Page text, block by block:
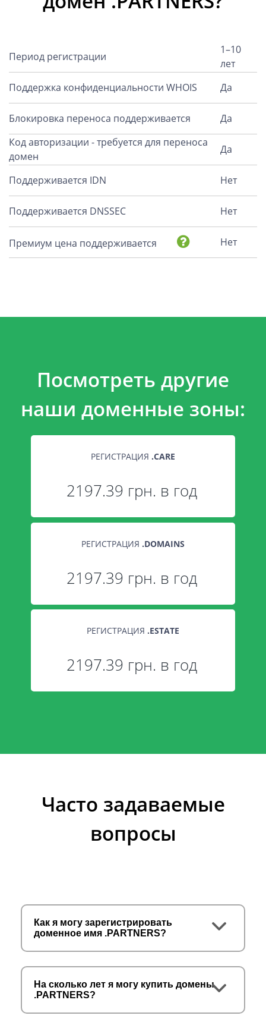
Период регистрации
1–10
лет
Поддержка конфиденциальности WHOIS
Да
Блокировка переноса поддерживается
Да
Код авторизации - требуется для переноса
домен
Да
Поддерживается IDN Нет
Поддерживается DNSSEC Нет
Премиум цена поддерживается Нет
Посмотреть другие
наши доменные зоны:
РЕГИСТРАЦИЯ .CARE
2197.39 грн. в год
РЕГИСТРАЦИЯ .DOMAINS
2197.39 грн. в год
РЕГИСТРАЦИЯ .ESTATE
2197.39 грн. в год
Часто задаваемые
вопросы
Как я могу зарегистрировать
доменное имя .PARTNERS?
На сколько лет я могу купить домены
.PARTNERS?